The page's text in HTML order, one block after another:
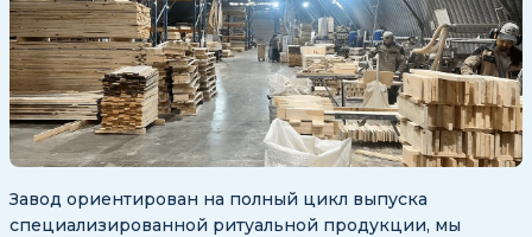
Завод ориентирован на полный цикл выпуска
специализированной ритуальной продукции, мы